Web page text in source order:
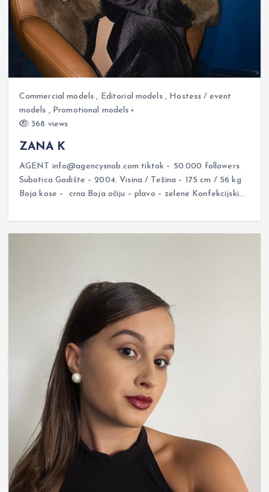
Commercial models , Editorial models, Hostess / event
models , Promotional models
368 views
ZANA K
AGENT info@agencysnob.com tiktok – 50.000 followers
Subotica Godište – 2004. Visina / Težina – 175 cm / 56 kg
Boja kose – crna Boja očiju – plavo – zelene Konfekcijski…